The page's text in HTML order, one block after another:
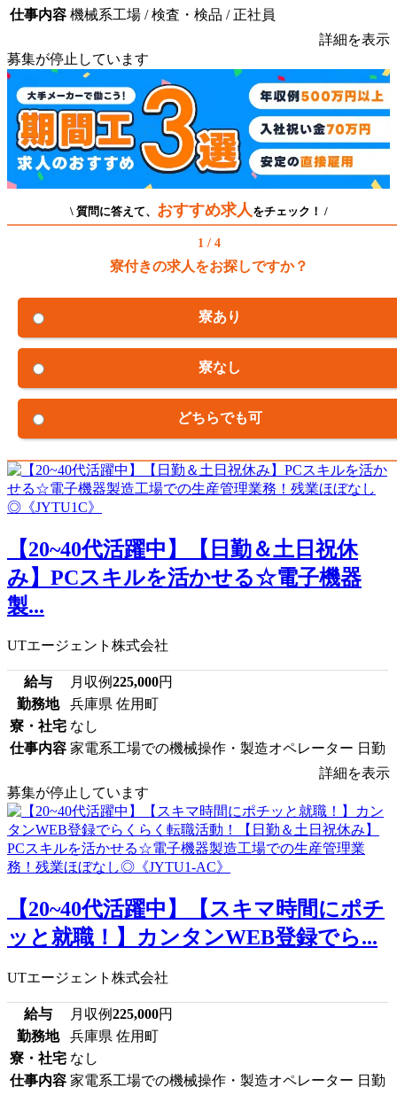
仕事内容 機械系工場 / 検査・検品 / 正社員
詳細を表示
募集が停止しています
\ 質問に答えて、 おすすめ求人 をチェック！ /
1 / 4
寮付きの求人をお探しですか？
寮あり
寮なし
どちらでも可
【20~40代活躍中】【日勤＆土日祝休
み】PCスキルを活かせる☆電子機器
製...
UTエージェント株式会社
給与 月収例225,000円
勤務地
兵庫県 佐用町
寮・社宅 なし
仕事内容 家電系工場での機械操作・製造オペレーター 日勤
詳細を表示
募集が停止しています
【20~40代活躍中】【スキマ時間にポチ
ッと就職！】カンタンWEB登録でら...
UTエージェント株式会社
給与 月収例225,000円
勤務地
兵庫県 佐用町
寮・社宅 なし
仕事内容 家電系工場での機械操作・製造オペレーター 日勤